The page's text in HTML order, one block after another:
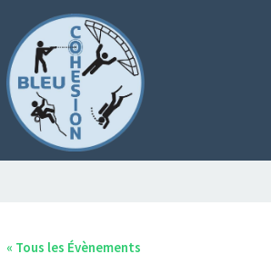
« Tous les Évènements